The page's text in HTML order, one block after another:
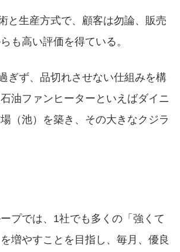
と生産方式で、顧客は勿論、販売
も高い評価を得ている。
ぎず、品切れさせない仕組みを構
油ファンヒーターといえばダイニ
（池）を築き、その大きなクジラ
プでは、1社でも多くの「強くて
増やすことを目指し、毎月、優良